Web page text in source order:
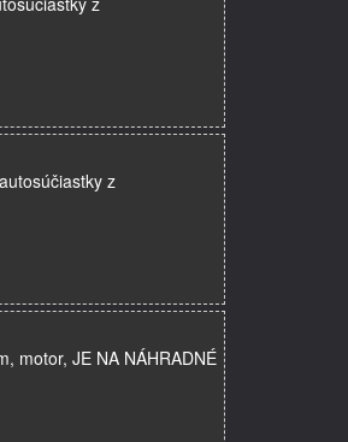
z
motor, JE NA NÁHRADNÉ